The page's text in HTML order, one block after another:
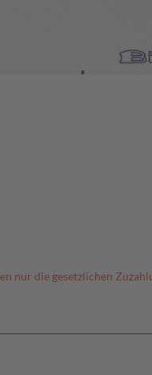
nur die gesetzlichen